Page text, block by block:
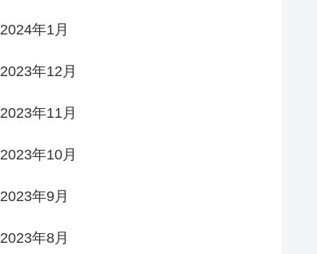
2024年1月
2023年12月
2023年11月
2023年10月
2023年9月
2023年8月